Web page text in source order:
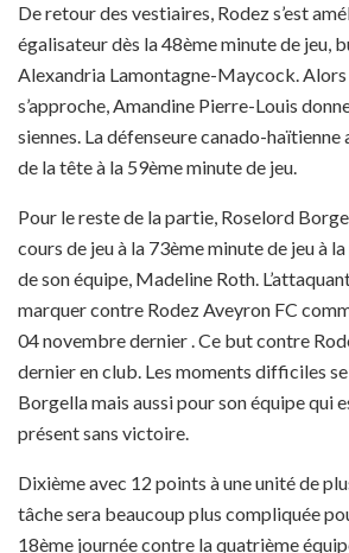
De retour des vestiaires, Rodez s’est
égalisateur dès la 48ème minute de jeu,
Alexandria Lamontagne-Maycock. Alors
s’approche, Amandine Pierre-Louis
siennes. La défenseure canado-haïtienne
de la tête à la 59ème minute de jeu.
Pour le reste de la partie, Roselord
cours de jeu à la 73ème minute de jeu à
de son équipe, Madeline Roth.
marquer contre Rodez Aveyron FC
04 novembre dernier . Ce but contre
dernier en club. Les moments difficiles
Borgella mais aussi pour son équipe qui
présent sans victoire.
Dixième avec 12 points à une unité de
tâche sera beaucoup plus compliquée
18ème journée contre la quatrième